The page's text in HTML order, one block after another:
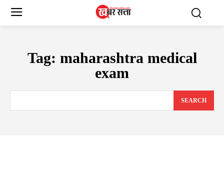
Tag: maharashtra medical
exam
SEARCH